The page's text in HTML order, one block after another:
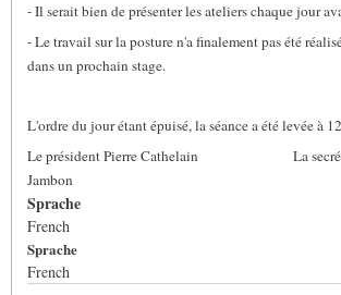
- Il serait bien de présenter les ateliers chaque jour
- Le travail sur la posture n'a finalement pas été
dans un prochain stage.
L'ordre du jour étant épuisé, la séance a été levée à
Le président Pierre Cathelain La
Jambon
Sprache
French
Sprache
French